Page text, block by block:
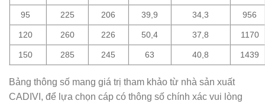
95 225 206 39,9 34,3 956
120 260 226 50,4 37,8 1170
150 285 245 63 40,8 1439
Bảng thông số mang giá trị tham khảo từ nhà sản xuất
CADIVI, để lựa chọn cáp có thông số chính xác vui lòng